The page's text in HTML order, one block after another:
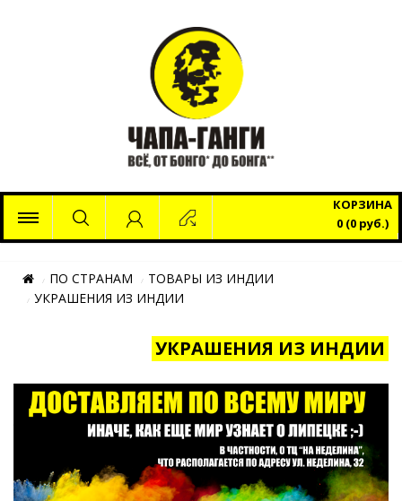
КОРЗИНА
0 (0 руб.)
ПО СТРАНАМ
ТОВАРЫ ИЗ ИНДИИ
УКРАШЕНИЯ ИЗ ИНДИИ
УКРАШЕНИЯ ИЗ ИНДИИ